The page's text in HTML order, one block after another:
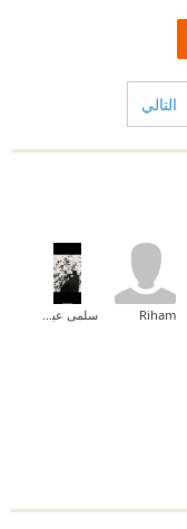
التالي
Riham سلمى عبدالله .